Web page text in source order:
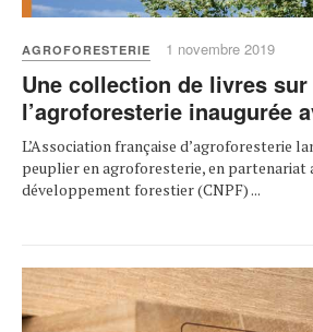
AGROFORESTERIE 1 novembre 2019
Une collection de livres sur
l’agroforesterie inaugurée
L’Association française d’agroforesterie
peuplier en agroforesterie, en partenariat
développement forestier (CNPF) ...